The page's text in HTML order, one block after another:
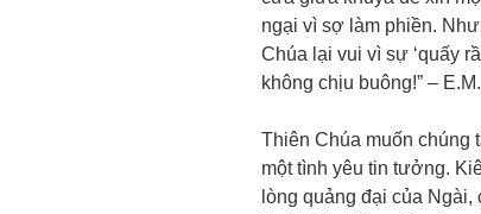
ngại vì sợ làm phiền.
Chúa lại vui vì sự ‘quấy
không chịu buông!” –
Thiên Chúa muốn chúng
một tình yêu tin tưởng.
lòng quảng đại của